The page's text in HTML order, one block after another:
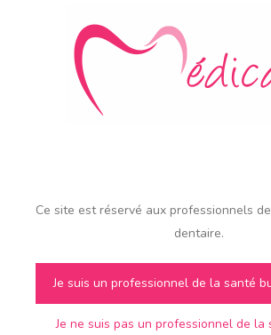
Ce site est réservé aux professionnels
dentaire.
Je suis un professionnel de la santé
Je ne suis pas un professionnel de la
embouts Automix aux pointes
courbées pour une meilleure
application.
– Se taille comme de la dentine
– Résultat solide et durable